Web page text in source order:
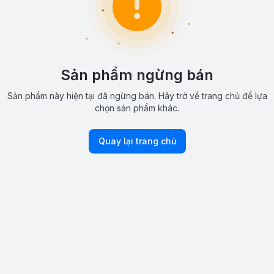
Sản phẩm ngừng bán
Sản phẩm này hiện tại đã ngừng bán. Hãy trở về trang chủ để lựa
chọn sản phẩm khác.
Quay lại trang chủ